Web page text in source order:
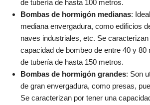
de tubería de hasta 100 metros.
Bombas de hormigón medianas:
mediana envergadura, como edificios
naves industriales, etc. Se
capacidad de bombeo de entre 40 y 80
de tubería de hasta 150 metros.
Bombas de hormigón grandes: Son
de gran envergadura, como presas,
Se caracterizan por tener una